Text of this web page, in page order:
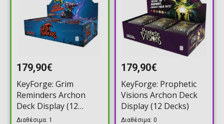
179,90€
KeyForge: Grim
Reminders Archon
Deck Display (12
Decks)
Διαθέσιμα: 1
179,90€
KeyForge: Prophetic
Visions Archon Deck
Display (12 Decks)
Διαθέσιμα: 0